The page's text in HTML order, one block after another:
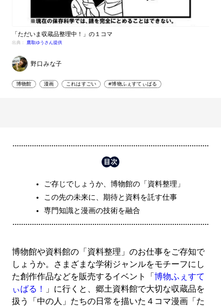
「ただいま収蔵品整理中！」の１コマ
出典： 鷹取ゆうさん提供
野口みな子
博物館 漫画 これはすごい #博物ふぇすてぃばる
ご存じでしょうか、博物館の「資料整理」
この先の未来に、期待と資料を託す仕事
専門知識と漫画の技術を融合
博物館や資料館の「資料整理」のお仕事をご存知で
しょうか。さまざまな学術ジャンルをモチーフにし
た創作作品などを販売するイベント「 博物ふぇすて
ぃばる！
」に行くと、郷土資料館で大切な収蔵品を
扱う「中の人」たちの日常を描いた４コマ漫画「た